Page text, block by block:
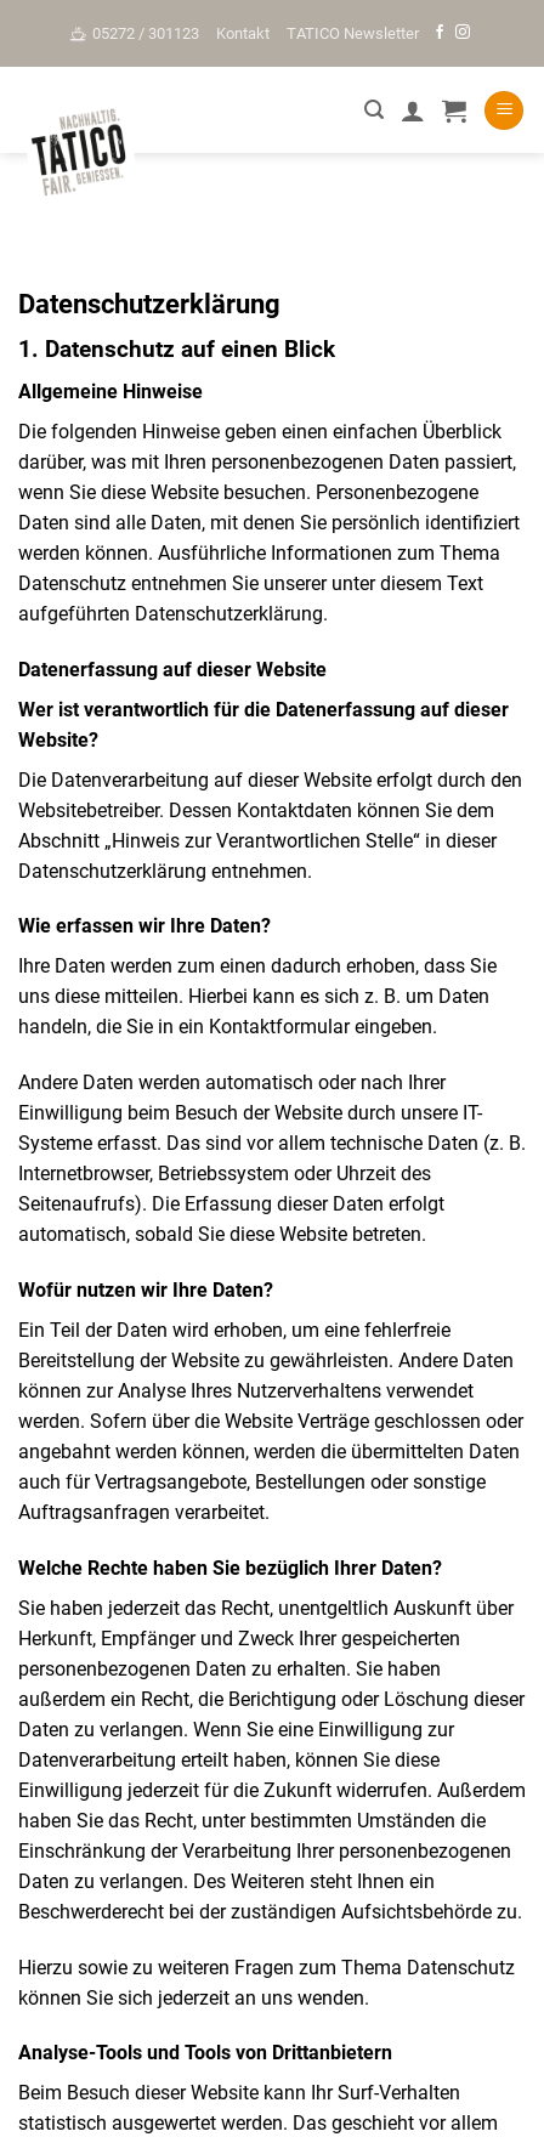
content
05272 / 301123 Kontakt TATICO Newsletter
Datenschutz­erklärung
1. Datenschutz auf einen Blick
Allgemeine Hinweise
Die folgenden Hinweise geben einen einfachen Überblick
darüber, was mit Ihren personenbezogenen Daten passiert,
wenn Sie diese Website besuchen. Personenbezogene
Daten sind alle Daten, mit denen Sie persönlich identifiziert
werden können. Ausführliche Informationen zum Thema
Datenschutz entnehmen Sie unserer unter diesem Text
aufgeführten Datenschutzerklärung.
Datenerfassung auf dieser Website
Wer ist verantwortlich für die Datenerfassung auf dieser
Website?
Die Datenverarbeitung auf dieser Website erfolgt durch den
Websitebetreiber. Dessen Kontaktdaten können Sie dem
Abschnitt „Hinweis zur Verantwortlichen Stelle“ in dieser
Datenschutzerklärung entnehmen.
Wie erfassen wir Ihre Daten?
Ihre Daten werden zum einen dadurch erhoben, dass Sie
uns diese mitteilen. Hierbei kann es sich z. B. um Daten
handeln, die Sie in ein Kontaktformular eingeben.
Andere Daten werden automatisch oder nach Ihrer
Einwilligung beim Besuch der Website durch unsere IT-
Systeme erfasst. Das sind vor allem technische Daten (z. B.
Internetbrowser, Betriebssystem oder Uhrzeit des
Seitenaufrufs). Die Erfassung dieser Daten erfolgt
automatisch, sobald Sie diese Website betreten.
Wofür nutzen wir Ihre Daten?
Ein Teil der Daten wird erhoben, um eine fehlerfreie
Bereitstellung der Website zu gewährleisten. Andere Daten
können zur Analyse Ihres Nutzerverhaltens verwendet
werden. Sofern über die Website Verträge geschlossen oder
angebahnt werden können, werden die übermittelten Daten
auch für Vertragsangebote, Bestellungen oder sonstige
Auftragsanfragen verarbeitet.
Welche Rechte haben Sie bezüglich Ihrer Daten?
Sie haben jederzeit das Recht, unentgeltlich Auskunft über
Herkunft, Empfänger und Zweck Ihrer gespeicherten
personenbezogenen Daten zu erhalten. Sie haben
außerdem ein Recht, die Berichtigung oder Löschung dieser
Daten zu verlangen. Wenn Sie eine Einwilligung zur
Datenverarbeitung erteilt haben, können Sie diese
Einwilligung jederzeit für die Zukunft widerrufen. Außerdem
haben Sie das Recht, unter bestimmten Umständen die
Einschränkung der Verarbeitung Ihrer personenbezogenen
Daten zu verlangen. Des Weiteren steht Ihnen ein
Beschwerderecht bei der zuständigen Aufsichtsbehörde zu.
Hierzu sowie zu weiteren Fragen zum Thema Datenschutz
können Sie sich jederzeit an uns wenden.
Analyse-Tools und Tools von Dritt­anbietern
Beim Besuch dieser Website kann Ihr Surf-Verhalten
statistisch ausgewertet werden. Das geschieht vor allem